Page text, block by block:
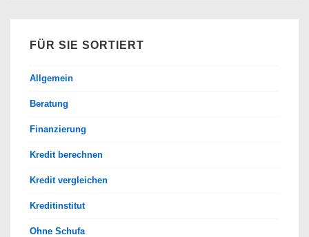
FÜR SIE SORTIERT
Allgemein
Beratung
Finanzierung
Kredit berechnen
Kredit vergleichen
Kreditinstitut
Ohne Schufa